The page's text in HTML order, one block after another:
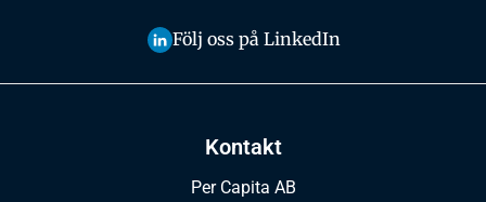
Kontakt
Per Capita AB
Följ oss på LinkedIn